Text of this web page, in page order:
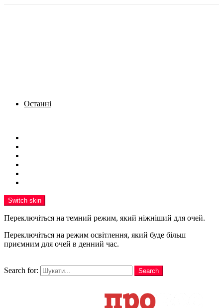
Останні
Switch skin
Переключіться на темний режим, який ніжніший для очей.
Переключіться на режим освітлення, який буде більш
приємним для очей в денний час.
Search for:
Search